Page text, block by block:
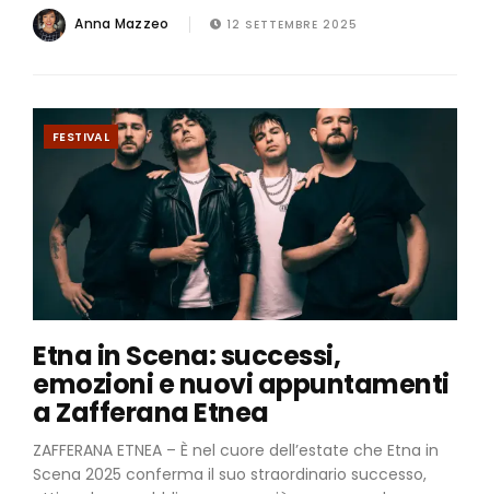
Anna Mazzeo 12 SETTEMBRE 2025
FESTIVAL
Etna in Scena: successi,
emozioni e nuovi appuntamenti
a Zafferana Etnea
ZAFFERANA ETNEA – È nel cuore dell’estate che Etna in
Scena 2025 conferma il suo straordinario successo,